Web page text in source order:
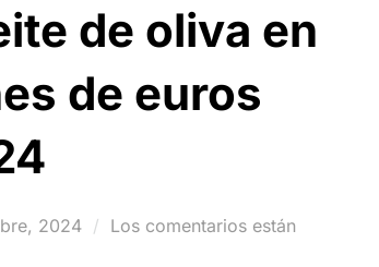
de oliva en
de euros
2024
Los comentarios están